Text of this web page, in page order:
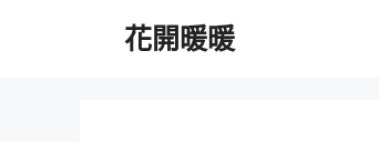
花開暖暖